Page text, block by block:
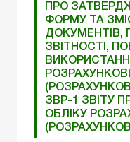
ПРО
ФОРМУ ТА
ДОКУМЕНТІВ,
ЗВІТНОСТІ,
ЗВР-1 ЗВІТУ
ОБЛІКУ